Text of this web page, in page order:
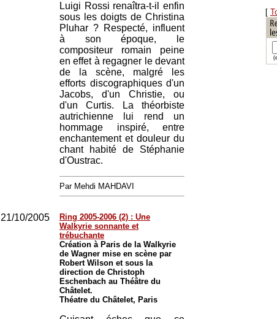
Luigi Rossi renaîtra-t-il enfin
sous les doigts de Christina
Pluhar ? Respecté, influent
à son époque, le
compositeur romain peine
en effet à regagner le devant
de la scène, malgré les
efforts discographiques d'un
Jacobs, d'un Christie, ou
d'un Curtis. La théorbiste
autrichienne lui rend un
hommage inspiré, entre
enchantement et douleur du
chant habité de Stéphanie
d'Oustrac.
Par Mehdi MAHDAVI
21/10/2005
Ring 2005-2006 (2) : Une
Walkyrie sonnante et
trébuchante
Création à Paris de la Walkyrie
de Wagner mise en scène par
Robert Wilson et sous la
direction de Christoph
Eschenbach au Théâtre du
Châtelet.
Théatre du Châtelet, Paris
[